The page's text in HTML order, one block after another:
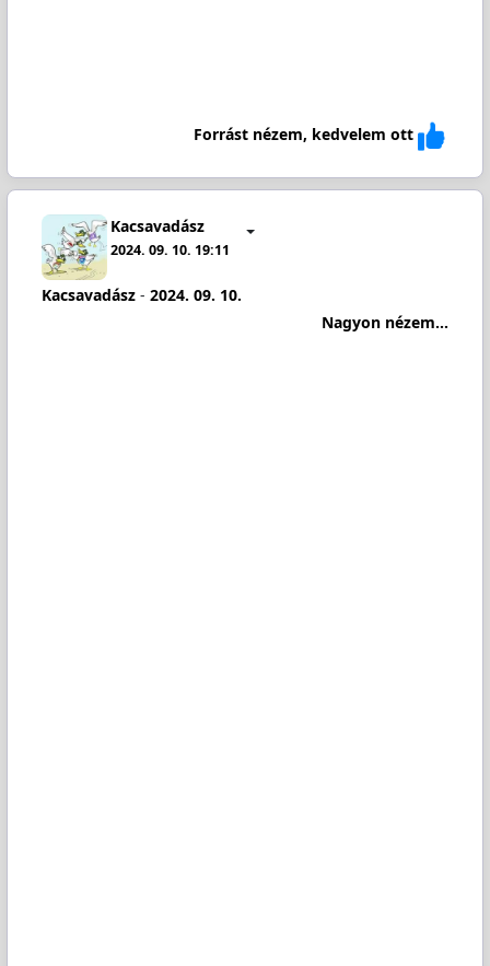
Forrást nézem, kedvelem ott
Kacsavadász
2024. 09. 10. 19:11
Kacsavadász- 2024. 09. 10.
Nagyon nézem...